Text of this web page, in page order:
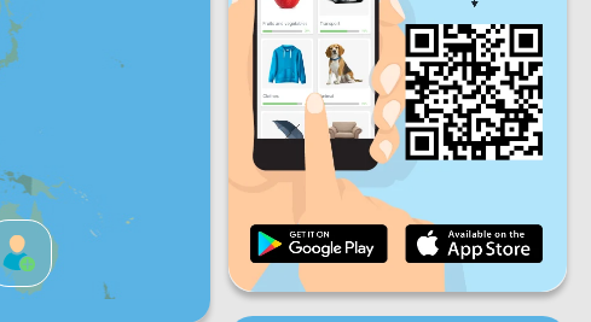
Sat Sun
Daily progress
Monthly progress
Overall progress